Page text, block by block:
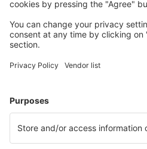
Kies uit meer dan 1,3 miljoen
Meest gezochte hotels
Hotels in Edmonton (AB)